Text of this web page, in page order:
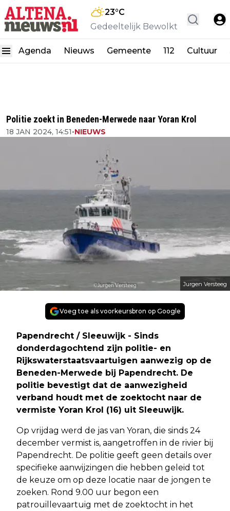
23°C
Gedeeltelijk Bewolkt
Agenda Nieuws Gemeente 112 Cultuur
Politie zoekt in Beneden-Merwede naar Yoran Krol
18 JAN 2024, 14:51•NIEUWS
Jurgen Versteeg
Voeg toe als voorkeursbron op Google
Papendrecht / Sleeuwijk - Sinds
donderdagochtend zijn politie- en
Rijkswaterstaatsvaartuigen aanwezig op de
Beneden-Merwede bij Papendrecht. De
politie bevestigt dat de aanwezigheid
verband houdt met de zoektocht naar de
vermiste Yoran Krol (16) uit Sleeuwijk.
Op vrijdag werd de jas van Yoran, die sinds 24
december vermist is, aangetroffen in de rivier bij
Papendrecht. De politie geeft geen details over
specifieke aanwijzingen die hebben geleid tot
de keuze om op deze locatie naar de jongen te
zoeken. Rond 9.00 uur begon een
patrouillevaartuig met de zoektocht in het